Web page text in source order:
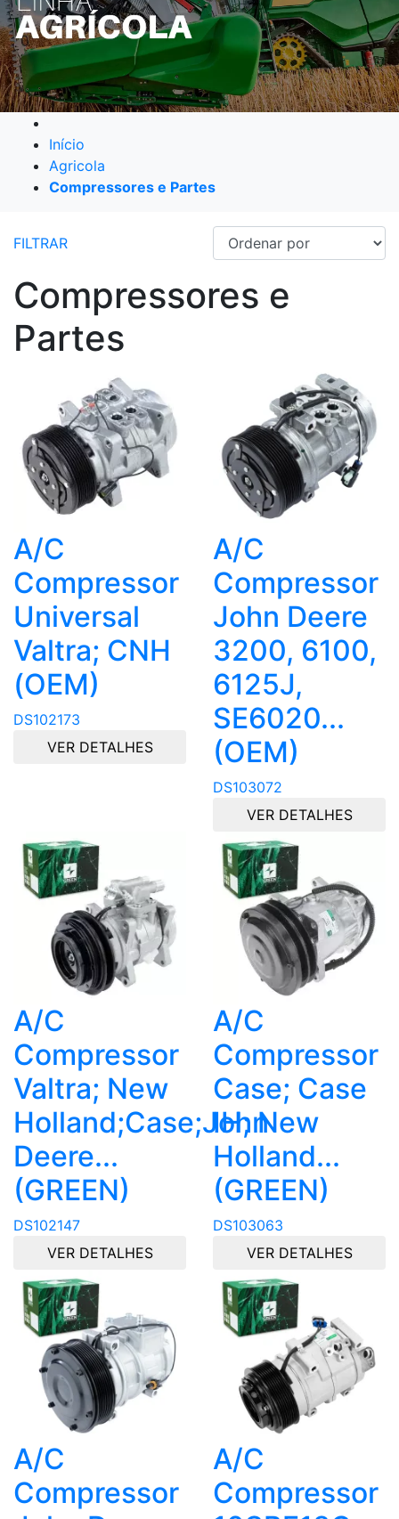
Início
Agricola
Compressores e Partes
FILTRAR
Compressores e
Partes
A/C
Compressor
Universal
Valtra; CNH
(OEM)
DS102173
VER DETALHES
A/C
Compressor
John Deere
3200, 6100,
6125J,
SE6020...
(OEM)
DS103072
VER DETALHES
A/C
Compressor
Valtra; New
Holland;Case;John
Deere...
(GREEN)
DS102147
VER DETALHES
A/C
Compressor
Case; Case
IH; New
Holland...
(GREEN)
DS103063
VER DETALHES
A/C
Compressor
A/C
Compressor